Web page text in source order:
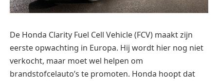
De Honda Clarity Fuel Cell Vehicle (FCV) maakt zijn
eerste opwachting in Europa. Hij wordt hier nog niet
verkocht, maar moet wel helpen om
brandstofcelauto’s te promoten. Honda hoopt dat